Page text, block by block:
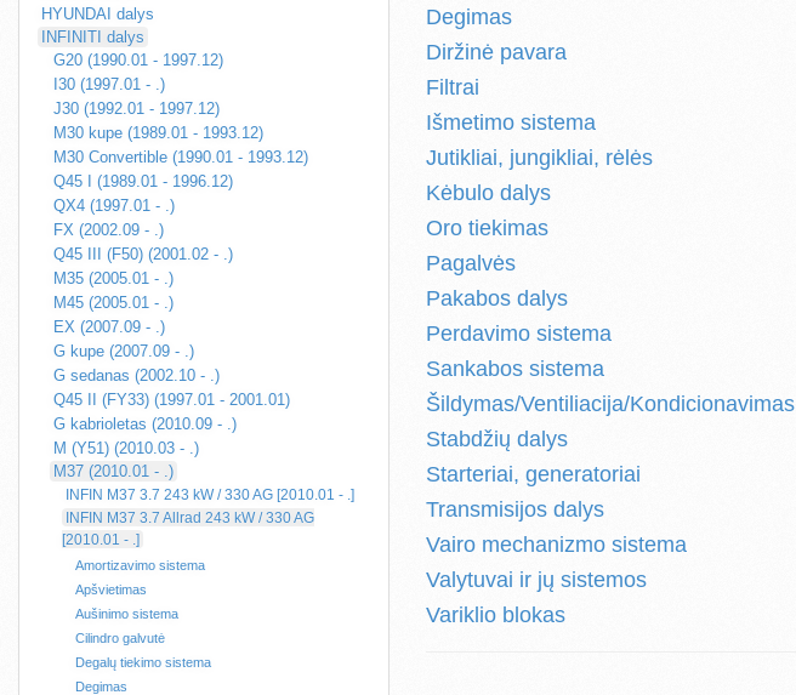
HYUNDAI dalys
INFINITI dalys
G20 (1990.01 - 1997.12)
I30 (1997.01 - .)
J30 (1992.01 - 1997.12)
M30 kupe (1989.01 - 1993.12)
M30 Convertible (1990.01 - 1993.12)
Q45 I (1989.01 - 1996.12)
QX4 (1997.01 - .)
FX (2002.09 - .)
Q45 III (F50) (2001.02 - .)
M35 (2005.01 - .)
M45 (2005.01 - .)
EX (2007.09 - .)
G kupe (2007.09 - .)
G sedanas (2002.10 - .)
Q45 II (FY33) (1997.01 - 2001.01)
G kabrioletas (2010.09 - .)
M (Y51) (2010.03 - .)
M37 (2010.01 - .)
INFIN M37 3.7 243 kW / 330 AG [2010.01 - .]
INFIN M37 3.7 Allrad 243 kW / 330 AG
[2010.01 - .]
Amortizavimo sistema
Apšvietimas
Aušinimo sistema
Cilindro galvutė
Degalų tiekimo sistema
Degimas
Degimas
Diržinė pavara
Filtrai
Išmetimo sistema
Jutikliai, jungikliai, rėlės
Kėbulo dalys
Oro tiekimas
Pagalvės
Pakabos dalys
Perdavimo sistema
Sankabos sistema
Šildymas/Ventiliacija/Kondicionavimas
Stabdžių dalys
Starteriai, generatoriai
Transmisijos dalys
Vairo mechanizmo sistema
Valytuvai ir jų sistemos
Variklio blokas